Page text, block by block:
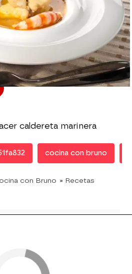
de 2013, 16:10
caldereta marinera
cocina con bruno
con Bruno » Recetas